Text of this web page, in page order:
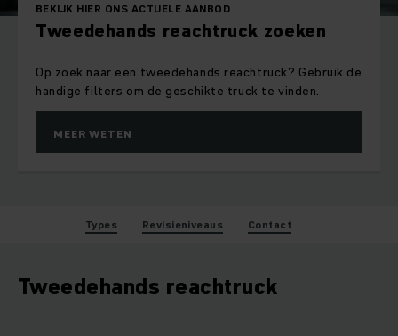
BEKIJK HIER ONS ACTUELE AANBOD
Tweedehands reachtruck zoeken
Op zoek naar een tweedehands reachtruck? Gebruik de
handige filters om de geschikte truck te vinden.
MEER WETEN
Types Revisieniveaus Contact
Tweedehands reachtruck